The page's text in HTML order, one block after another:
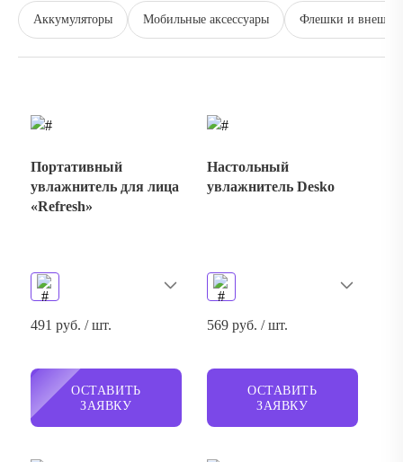
Аккумуляторы Мобильные аксессуары Флешки и
Портативный
увлажнитель для лица
«Refresh»
491 руб. / шт.
ОСТАВИТЬ
ЗАЯВКУ
Настольный
увлажнитель Desko
569 руб. / шт.
ОСТАВИТЬ
ЗАЯВКУ